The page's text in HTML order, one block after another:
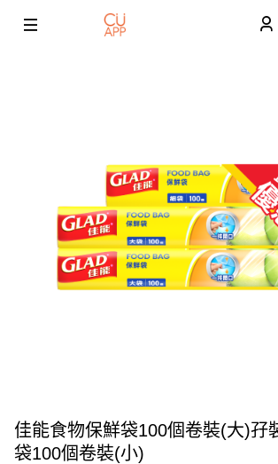
佳能食物保鮮袋100個卷裝(大)孖
袋100個卷裝(小)